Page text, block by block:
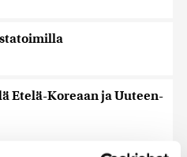
Etelä-Koreaan ja Uuteen-